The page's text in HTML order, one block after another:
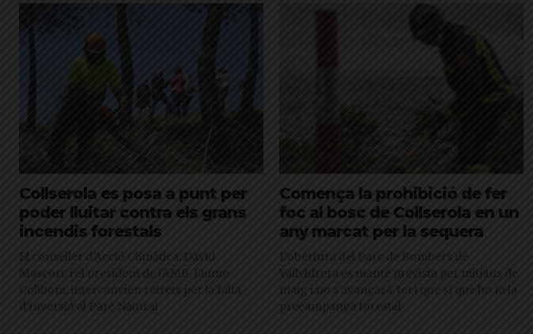
Collserola es posa a punt per
poder lluitar contra els grans
incendis forestals
El conseller d'Acció Climàtica, David
Mascort, i el president de l'AMB, Jaume
Collboni, intercanvien retrets per la falta
d'inversió al Parc Natural
Comença la prohibició de fer
foc al bosc de Collserola en un
any marcat per la sequera
L'obertura del Parc de Bombers de
Vallvidrera es manté prevista per mitjans de
maig i no s'avançarà, tot i que sí que ho fa la
precampanya forestal